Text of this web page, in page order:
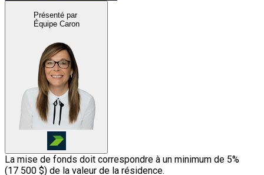
Présenté par
Équipe Caron
La mise de fonds doit correspondre à un minimum de 5%
(17 500 $) de la valeur de la résidence.